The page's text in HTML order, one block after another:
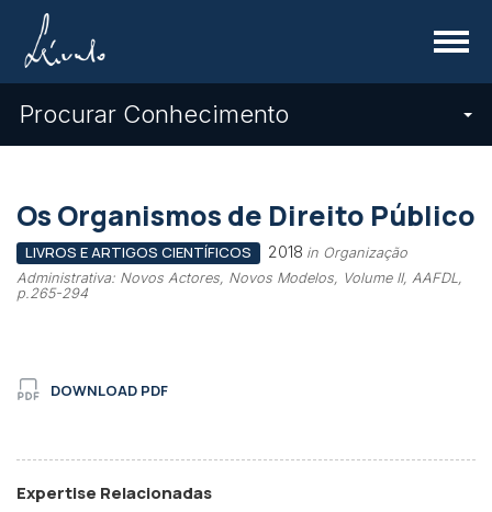
Menu
Procurar Conhecimento
Os Organismos de Direito Público
LIVROS E ARTIGOS CIENTÍFICOS 2018 in Organização
Administrativa: Novos Actores, Novos Modelos, Volume II, AAFDL,
p.265-294
DOWNLOAD PDF
Expertise Relacionadas